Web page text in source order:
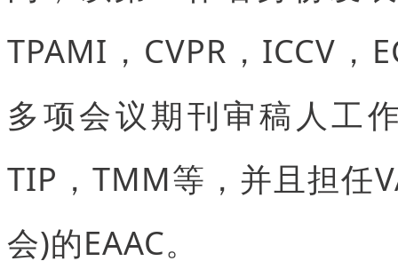
TPAMI，CVPR，ICCV，
多项会议期刊审稿人工
TIP，TMM等，并且担任
会)的EAAC。